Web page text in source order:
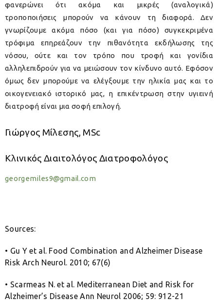
φανερώνει ότι ακόμα και μικρές (αναλογικά)
τροποποιήσεις μπορούν να κάνουν τη διαφορά. Δεν
γνωρίζουμε ακόμα πόσο (και για πόσο) συγκεκριμένα
τρόφιμα επηρεάζουν την πιθανότητα εκδήλωσης της
νόσου, ούτε και τον τρόπο που τροφή και γονίδια
αλληλεπιδρούν για να μειώσουν τον κίνδυνο αυτό. Εφόσον
όμως δεν μπορούμε να ελέγξουμε την ηλικία μας και το
οικογενειακό ιστορικό μας, η επικέντρωση στην υγιεινή
διατροφή είναι μια σοφή επιλογή.
Γιώργος Μίλεσης, MSc
Κλινικός Διαιτολόγος Διατροφολόγος
georgemiles9@gmail.com
Sources:
• Gu Y et al. Food Combination and Alzheimer Disease
Risk Arch Neurol. 2010; 67(6)
• Scarmeas N. et al. Mediterranean Diet and Risk for
Alzheimer’s Disease Ann Neurol 2006; 59: 912-21